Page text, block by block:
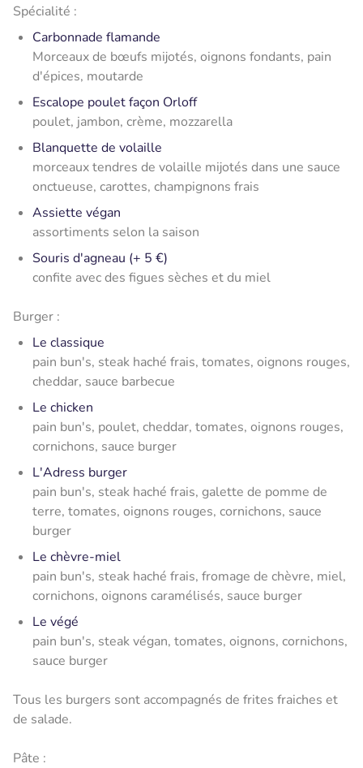
Spécialité :
Carbonnade flamande
Morceaux de bœufs mijotés, oignons fondants, pain
d'épices, moutarde
Escalope poulet façon Orloff
poulet, jambon, crème, mozzarella
Blanquette de volaille
morceaux tendres de volaille mijotés dans une sauce
onctueuse, carottes, champignons frais
Assiette végan
assortiments selon la saison
Souris d'agneau (+ 5 €)
confite avec des figues sèches et du miel
Burger :
Le classique
pain bun's, steak haché frais, tomates, oignons rouges,
cheddar, sauce barbecue
Le chicken
pain bun's, poulet, cheddar, tomates, oignons rouges,
cornichons, sauce burger
L'Adress burger
pain bun's, steak haché frais, galette de pomme de
terre, tomates, oignons rouges, cornichons, sauce
burger
Le chèvre-miel
pain bun's, steak haché frais, fromage de chèvre, miel,
cornichons, oignons caramélisés, sauce burger
Le végé
pain bun's, steak végan, tomates, oignons, cornichons,
sauce burger
Tous les burgers sont accompagnés de frites fraiches et
de salade.
Pâte :